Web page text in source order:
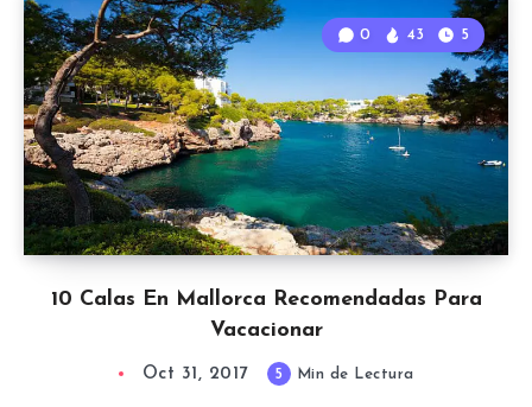
10 Calas En Mallorca Recomendadas Para
Vacacionar
0 43 5
Oct 31, 2017 5 Min de Lectura